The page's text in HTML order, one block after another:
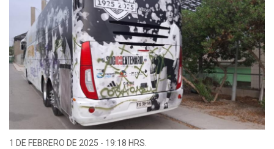
1 DE FEBRERO DE 2025 - 19:18 HRS.